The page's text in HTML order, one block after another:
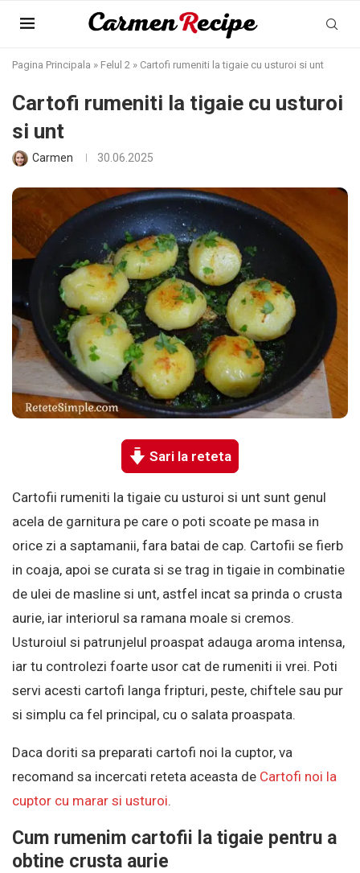
Pagina Principala » Felul 2 » Cartofi rumeniti la tigaie cu usturoi si unt
Cartofi rumeniti la tigaie cu usturoi
si unt
Carmen 30.06.2025
Sari la reteta
Cartofii rumeniti la tigaie cu usturoi si unt sunt genul
acela de garnitura pe care o poti scoate pe masa in
orice zi a saptamanii, fara batai de cap. Cartofii se fierb
in coaja, apoi se curata si se trag in tigaie in combinatie
de ulei de masline si unt, astfel incat sa prinda o crusta
aurie, iar interiorul sa ramana moale si cremos.
Usturoiul si patrunjelul proaspat adauga aroma intensa,
iar tu controlezi foarte usor cat de rumeniti ii vrei. Poti
servi acesti cartofi langa fripturi, peste, chiftele sau pur
si simplu ca fel principal, cu o salata proaspata.
Daca doriti sa preparati cartofi noi la cuptor, va
recomand sa incercati reteta aceasta de Cartofi noi la
cuptor cu marar si usturoi.
Cum rumenim cartofii la tigaie pentru a
obtine crusta aurie